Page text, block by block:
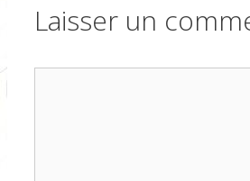
Laisser un